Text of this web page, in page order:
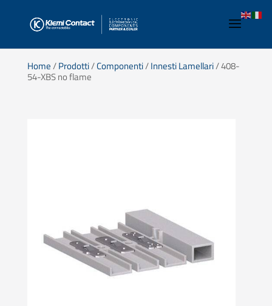
Home/Prodotti/Componenti/Innesti Lamellari/ 408-
54-XBS no flame